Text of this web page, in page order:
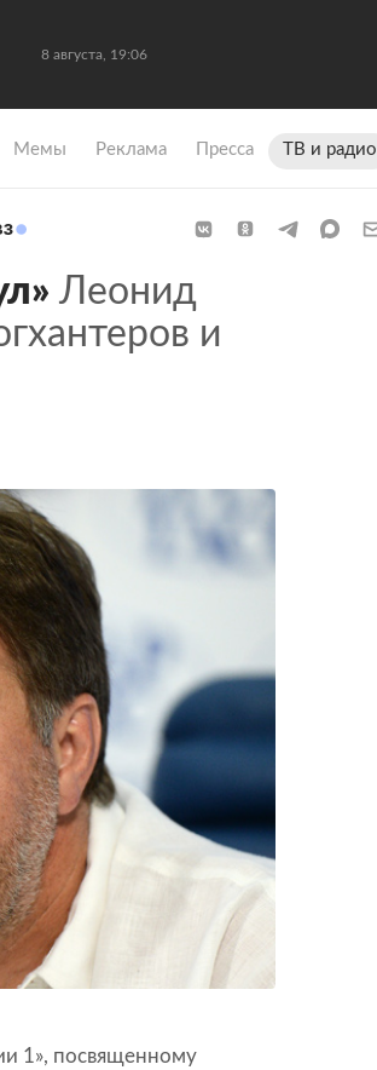
8 августа, 19:06
Мемы Реклама Пресса ТВ и радио
Леонид
и
1», посвященному